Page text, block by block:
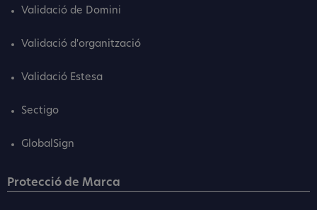
Validació de Domini
Validació d'organització
Validació Estesa
Sectigo
GlobalSign
Protecció de Marca